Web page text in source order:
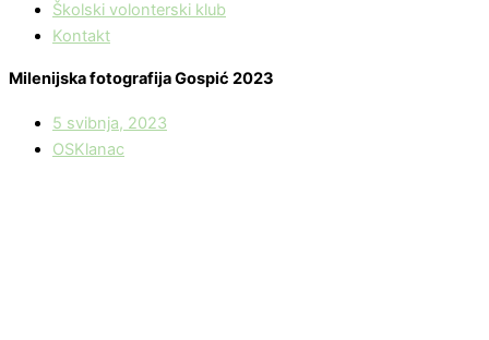
Školski volonterski klub
Kontakt
Milenijska fotografija Gospić 2023
5 svibnja, 2023
OSKlanac